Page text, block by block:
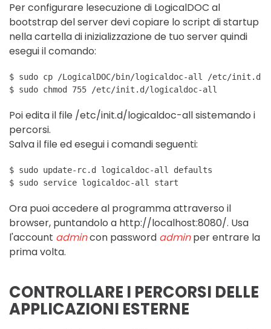
Per configurare lesecuzione di LogicalDOC al
bootstrap del server devi copiare lo script di startup
nella cartella di inizializzazione de tuo server quindi
esegui il comando:
$ sudo cp /LogicalDOC/bin/logicaldoc-all /etc/init.d
Poi edita il file /etc/init.d/logicaldoc-all sistemando i
percorsi.
Salva il file ed esegui i comandi seguenti:
$ sudo update-rc.d logicaldoc-all defaults
Ora puoi accedere al programma attraverso il
browser, puntandolo a http://localhost:8080/. Usa
l'account admincon password adminper entrare la
prima volta.
CONTROLLARE I PERCORSI DELLE
APPLICAZIONI ESTERNE